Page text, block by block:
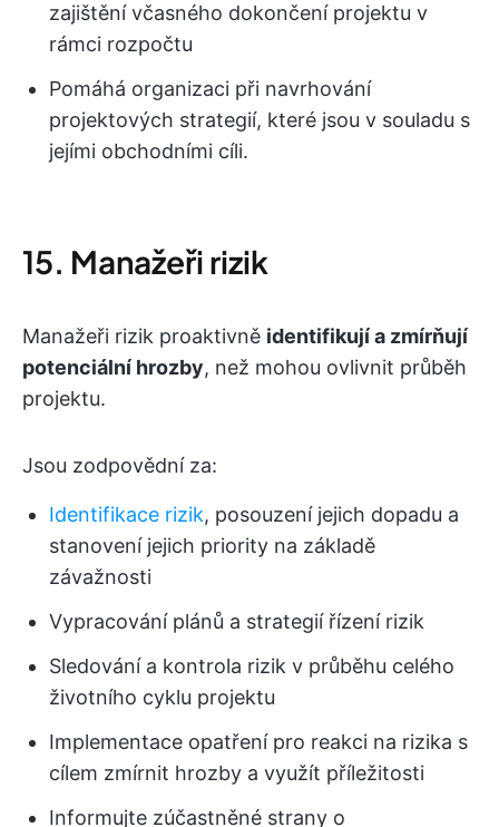
zajištění včasného dokončení projektu v
rámci rozpočtu
Pomáhá organizaci při navrhování
projektových strategií, které jsou v souladu s
jejími obchodními cíli.
15. Manažeři rizik
Manažeři rizik proaktivně identifikují a zmírňují
potenciální hrozby, než mohou ovlivnit průběh
projektu.
Jsou zodpovědní za:
Identifikace rizik, posouzení jejich dopadu a
stanovení jejich priority na základě
závažnosti
Vypracování plánů a strategií řízení rizik
Sledování a kontrola rizik v průběhu celého
životního cyklu projektu
Implementace opatření pro reakci na rizika s
cílem zmírnit hrozby a využít příležitosti
Informujte zúčastněné strany o